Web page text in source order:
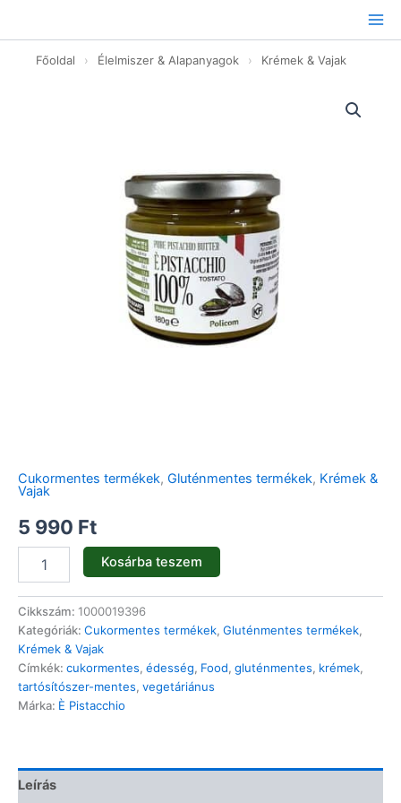
tartalomhoz
Főoldal › Élelmiszer & Alapanyagok › Krémek & Vajak
Cukormentes termékek, Gluténmentes termékek, Krémek &
Vajak
5 990 Ft
Kosárba teszem
Cikkszám: 1000019396
Kategóriák: Cukormentes termékek, Gluténmentes termékek,
Krémek & Vajak
Címkék: cukormentes, édesség, Food, gluténmentes, krémek,
tartósítószer-mentes, vegetáriánus
Márka: È Pistacchio
Leírás